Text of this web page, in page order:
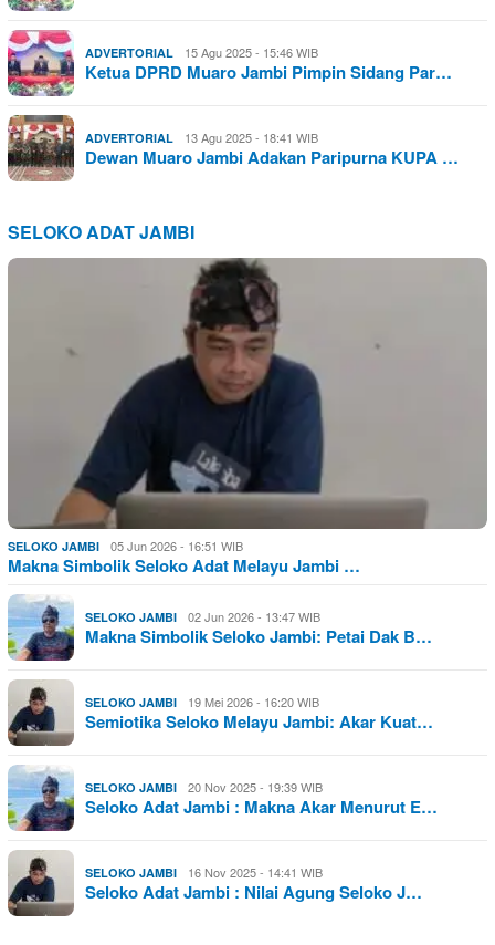
ADVERTORIAL 15 Agu 2025 - 15:46 WIB
Ketua DPRD Muaro Jambi Pimpin Sidang Par…
ADVERTORIAL 13 Agu 2025 - 18:41 WIB
Dewan Muaro Jambi Adakan Paripurna KUPA …
SELOKO ADAT JAMBI
SELOKO JAMBI 05 Jun 2026 - 16:51 WIB
Makna Simbolik Seloko Adat Melayu Jambi …
SELOKO JAMBI 02 Jun 2026 - 13:47 WIB
Makna Simbolik Seloko Jambi: Petai Dak B…
SELOKO JAMBI 19 Mei 2026 - 16:20 WIB
Semiotika Seloko Melayu Jambi: Akar Kuat…
SELOKO JAMBI 20 Nov 2025 - 19:39 WIB
Seloko Adat Jambi : Makna Akar Menurut E…
SELOKO JAMBI 16 Nov 2025 - 14:41 WIB
Seloko Adat Jambi : Nilai Agung Seloko J…